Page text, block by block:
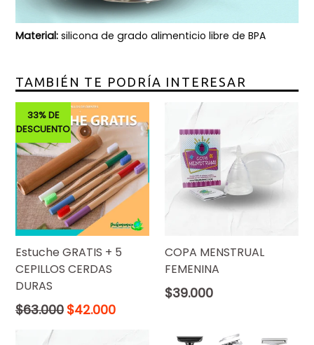
Material: silicona de grado alimenticio libre de BPA
TAMBIÉN TE PODRÍA INTERESAR
33% DE
DESCUENTO
Estuche GRATIS + 5
CEPILLOS CERDAS
DURAS
Precio
$63.000 $42.000
COPA MENSTRUAL
FEMENINA
Precio
$39.000